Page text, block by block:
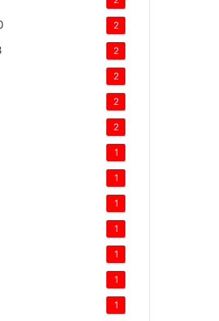
2
2
2
2
2
1
1
1
1
1
1
1